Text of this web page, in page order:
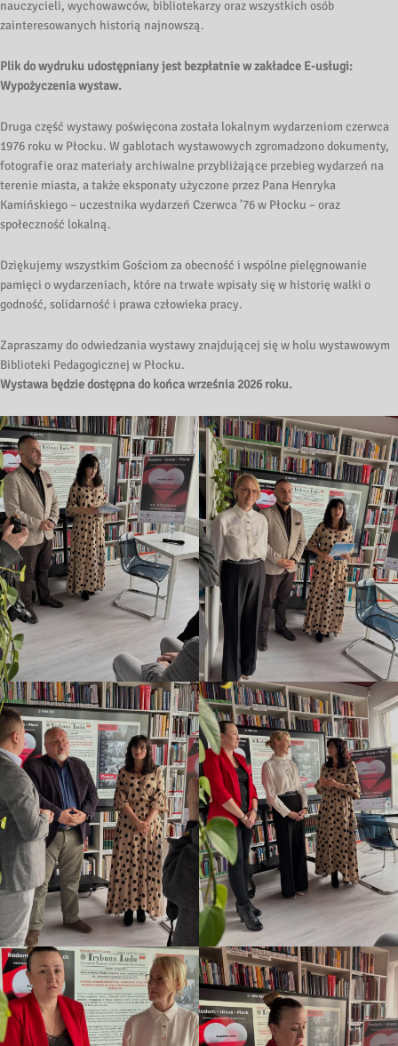
nauczycieli, wychowawców, bibliotekarzy oraz wszystkich osób
zainteresowanych historią najnowszą.
Plik do wydruku udostępniany jest bezpłatnie w zakładce E-usługi:
Wypożyczenia wystaw.
Druga część wystawy poświęcona została lokalnym wydarzeniom czerwca
1976 roku w Płocku. W gablotach wystawowych zgromadzono dokumenty,
fotografie oraz materiały archiwalne przybliżające przebieg wydarzeń na
terenie miasta, a także eksponaty użyczone przez Pana Henryka
Kamińskiego – uczestnika wydarzeń Czerwca ’76 w Płocku – oraz
społeczność lokalną.
Dziękujemy wszystkim Gościom za obecność i wspólne pielęgnowanie
pamięci o wydarzeniach, które na trwałe wpisały się w historię walki o
godność, solidarność i prawa człowieka pracy.
Zapraszamy do odwiedzania wystawy znajdującej się w holu wystawowym
Biblioteki Pedagogicznej w Płocku.
Wystawa będzie dostępna do końca września 2026 roku.